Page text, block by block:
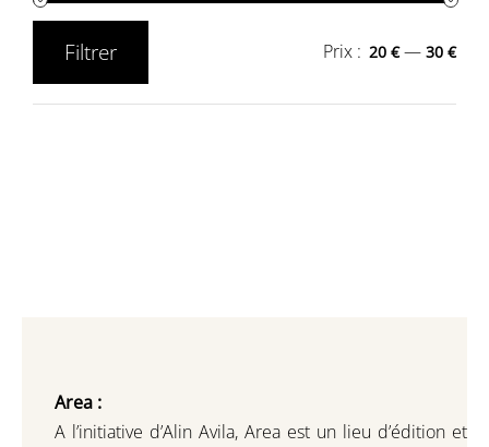
Filtrer Prix : 20 €—30 €
Area :
A l’initiative d’Alin Avila, Area est un lieu d’édition et